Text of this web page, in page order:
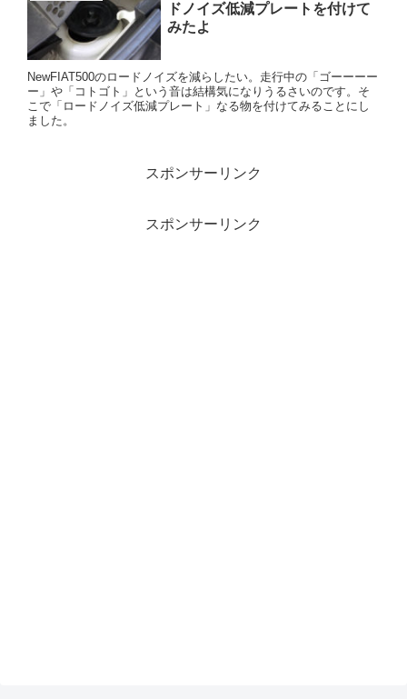
ドノイズ低減プレートを付けて
みたよ
NewFIAT500のロードノイズを減らしたい。走行中の「ゴーーーー
ー」や「コトゴト」という音は結構気になりうるさいのです。そ
こで「ロードノイズ低減プレート」なる物を付けてみることにし
ました。
スポンサーリンク
スポンサーリンク